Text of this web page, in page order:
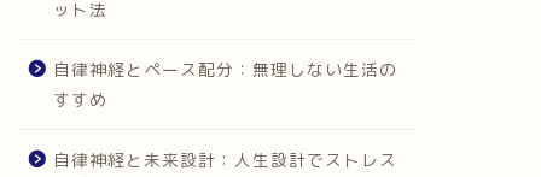
ット法
自律神経とペース配分：無理しない生活の
すすめ
自律神経と未来設計：人生設計でストレス